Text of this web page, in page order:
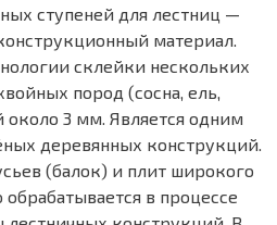
ступеней для лестниц —
материал.
склейки нескольких
пород (сосна, ель,
3 мм. Является одним
деревянных конструкций.
(балок) и плит широкого
в процессе